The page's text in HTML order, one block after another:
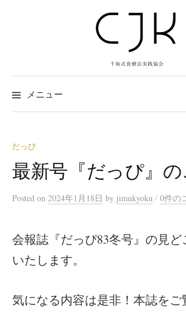
ツ
へ メニュー
だっぴ
最新号『だっぴ』
Posted on 2024年1月18日 by jimukyoku / 0件の
会報誌『だっぴ83冬号』の見ど
いたします。
気になる内容は是非！本誌を